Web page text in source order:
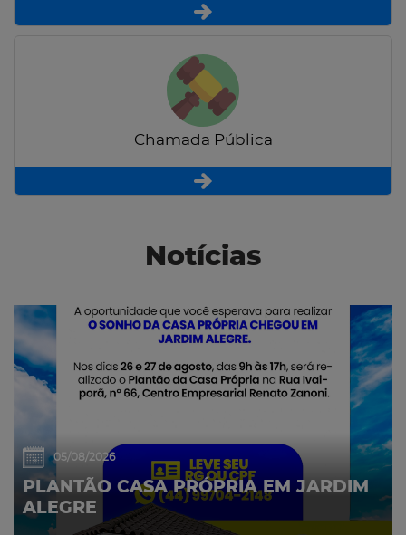
Chamada Pública
Notícias
05/08/2026
PLANTÃO CASA PRÓPRIA EM JARDIM
ALEGRE